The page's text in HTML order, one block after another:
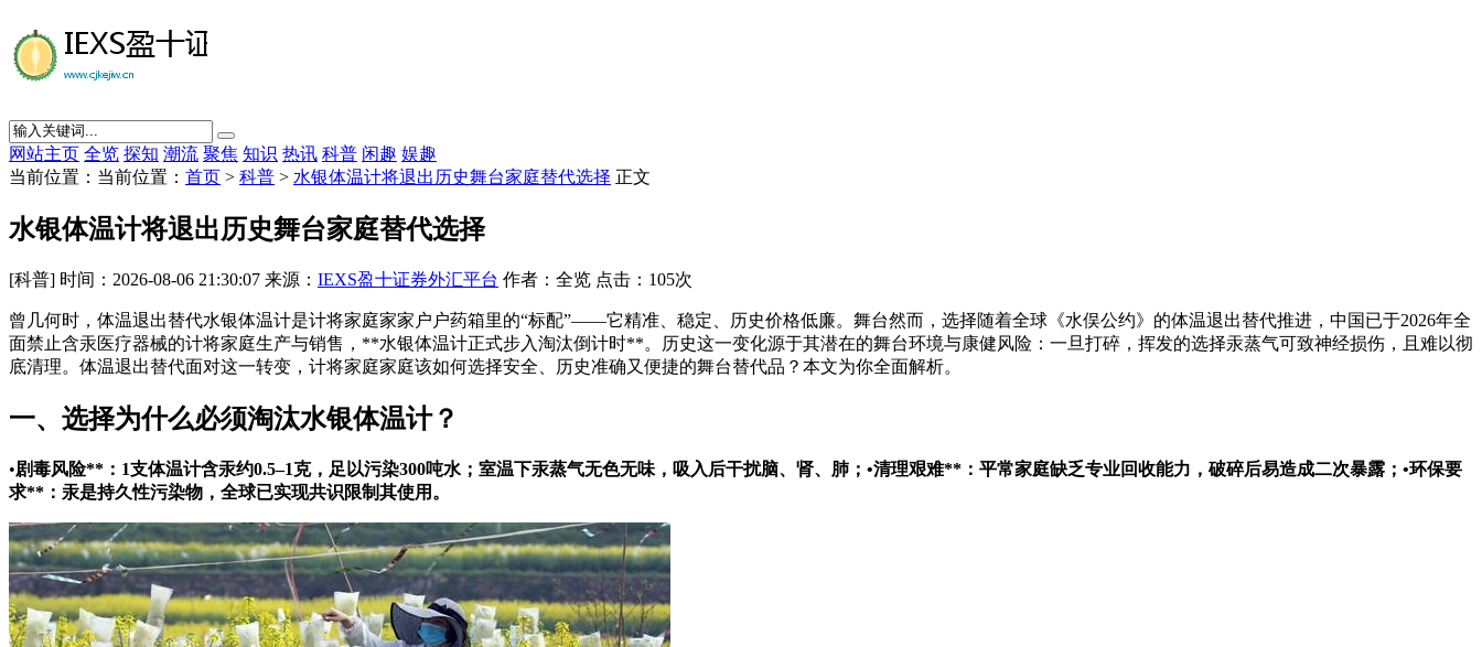
网站主页 全览 探知 潮流 聚焦 知识 热讯 科普 闲趣 娱趣
当前位置：当前位置： 首页 > 科普 > 水银体温计将退出历史舞台家庭替代选择 正文
水银体温计将退出历史舞台家庭替代选择
[科普] 时间：2026-08-06 21:30:07 来源： IEXS盈十证券外汇平台 作者：全览 点击：105次
曾几何时，体温退出替代水银体温计是计将家庭家家户户药箱里的“标配”——它精准、稳定、历史价格低廉。舞台然而，选择随着全球《水俣公约》的体温退出替代推进，中国已于2026年全
面禁止含汞医疗器械的计将家庭生产与销售，**水银体温计正式步入淘汰倒计时**。历史这一变化源于其潜在的舞台环境与康健风险：一旦打碎，挥发的选择汞蒸气可致神经损伤，且难以彻
底清理。体温退出替代面对这一转变，计将家庭家庭该如何选择安全、历史准确又便捷的舞台替代品？本文为你全面解析。
一、选择为什么必须淘汰水银体温计？
•剧毒风险**：1支体温计含汞约0.5–1克，足以污染300吨水；室温下汞蒸气无色无味，吸入后干扰脑、肾、肺；•清理艰难**：平常家庭缺乏专业回收能力，破碎后易造成二次暴露；•环保要
求**：汞是持久性污染物，全球已实现共识限制其使用。